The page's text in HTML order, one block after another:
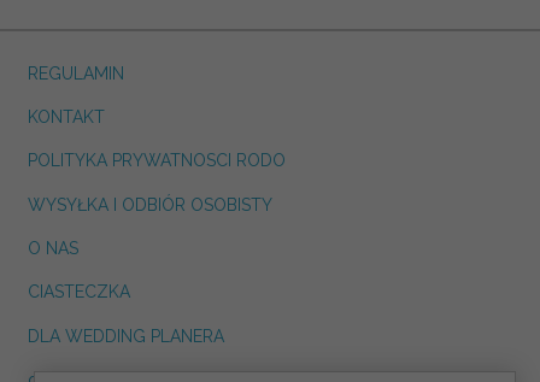
REGULAMIN
KONTAKT
POLITYKA PRYWATNOSCI RODO
WYSYŁKA I ODBIÓR OSOBISTY
O NAS
CIASTECZKA
DLA WEDDING PLANERA